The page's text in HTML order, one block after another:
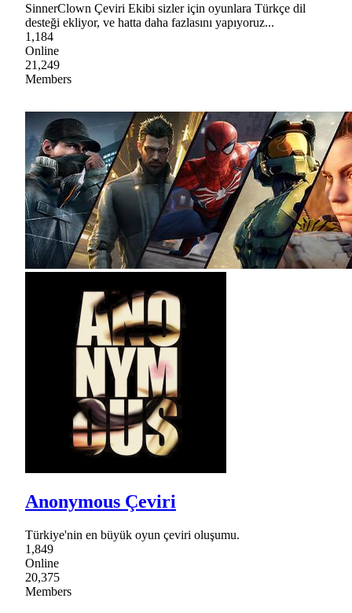
SinnerClown Çeviri Ekibi sizler için oyunlara Türkçe dil
desteği ekliyor, ve hatta daha fazlasını yapıyoruz...
1,184
Online
21,249
Members
Anonymous Çeviri
Türkiye'nin en büyük oyun çeviri oluşumu.
1,849
Online
20,375
Members